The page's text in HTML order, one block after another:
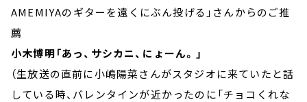
AMEMIYAのギターを遠くにぶん投げる」さんからのご推
薦
小木博明「あっ、サシカニ、にょーん。」
（生放送の直前に小嶋陽菜さんがスタジオに来ていたと話
している時、バレンタインが近かったのに「チョコくれな